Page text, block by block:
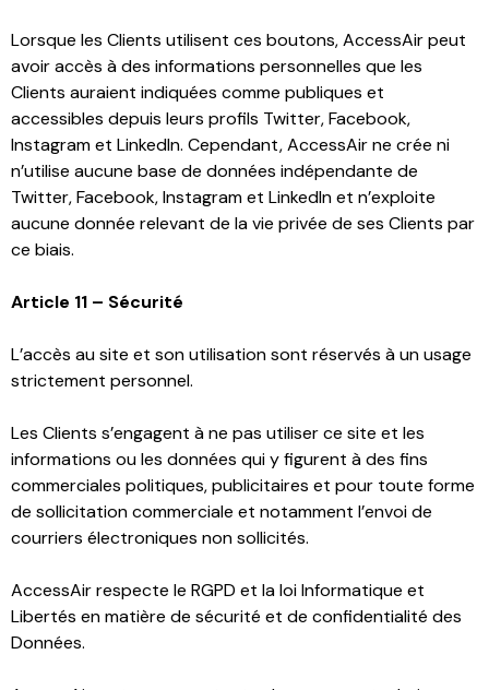
Lorsque les Clients utilisent ces boutons, AccessAir peut
avoir accès à des informations personnelles que les
Clients auraient indiquées comme publiques et
accessibles depuis leurs profils Twitter, Facebook,
Instagram et LinkedIn. Cependant, AccessAir ne crée ni
n’utilise aucune base de données indépendante de
Twitter, Facebook, Instagram et LinkedIn et n’exploite
aucune donnée relevant de la vie privée de ses Clients par
ce biais.
Article 11 – Sécurité
L’accès au site et son utilisation sont réservés à un usage
strictement personnel.
Les Clients s’engagent à ne pas utiliser ce site et les
informations ou les données qui y figurent à des fins
commerciales politiques, publicitaires et pour toute forme
de sollicitation commerciale et notamment l’envoi de
courriers électroniques non sollicités.
AccessAir respecte le RGPD et la loi Informatique et
Libertés en matière de sécurité et de confidentialité des
Données.